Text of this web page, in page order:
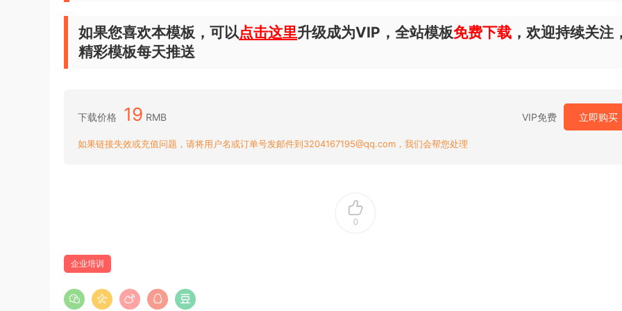
如果您喜欢本模板，可以点击这里升级成为VIP，全站模板免费下载 ，欢迎持续关注
精彩模板每天推送
下载价格 19 RMB VIP免费 立即购买
如果链接失效或充值问题，请将用户名或订单号发邮件到3204167195@qq.com，我们会帮您处理
0
企业培训